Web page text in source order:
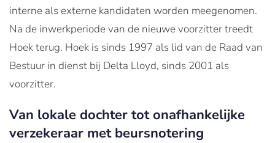
interne als externe kandidaten worden meegenomen.
Na de inwerkperiode van de nieuwe voorzitter treedt
Hoek terug. Hoek is sinds 1997 als lid van de Raad van
Bestuur in dienst bij Delta Lloyd, sinds 2001 als
voorzitter.
Van lokale dochter tot onafhankelijke
verzekeraar met beursnotering